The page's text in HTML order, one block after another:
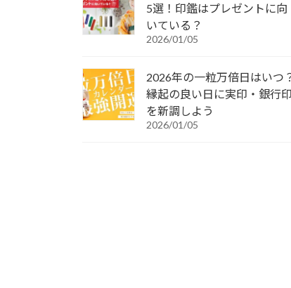
5選！印鑑はプレゼントに向
いている？
2026/01/05
2026年の一粒万倍日はいつ
縁起の良い日に実印・銀行印
を新調しよう
2026/01/05